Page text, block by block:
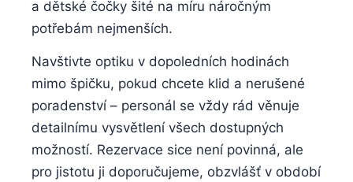
a dětské čočky šité na míru náročným
potřebám nejmenších.
Navštivte optiku v dopoledních hodinách
mimo špičku, pokud chcete klid a nerušené
poradenství – personál se vždy rád věnuje
detailnímu vysvětlení všech dostupných
možností. Rezervace sice není povinná, ale
pro jistotu ji doporučujeme, obzvlášť v období